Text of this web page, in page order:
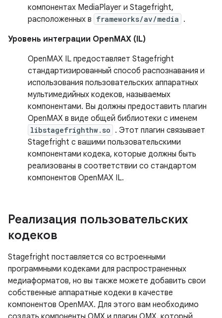
компонентах MediaPlayer и Stagefright,
расположенных в frameworks/av/media .
Уровень интеграции OpenMAX (IL)
OpenMAX IL предоставляет Stagefright
стандартизированный способ распознавания и
использования пользовательских аппаратных
мультимедийных кодеков, называемых
компонентами. Вы должны предоставить плагин
OpenMAX в виде общей библиотеки с именем
libstagefrighthw.so . Этот плагин связывает
Stagefright с вашими пользовательскими
компонентами кодека, которые должны быть
реализованы в соответствии со стандартом
компонентов OpenMAX IL.
Реализация пользовательских
кодеков
Stagefright поставляется со встроенными
программными кодеками для распространенных
медиаформатов, но вы также можете добавить свои
собственные аппаратные кодеки в качестве
компонентов OpenMAX. Для этого вам необходимо